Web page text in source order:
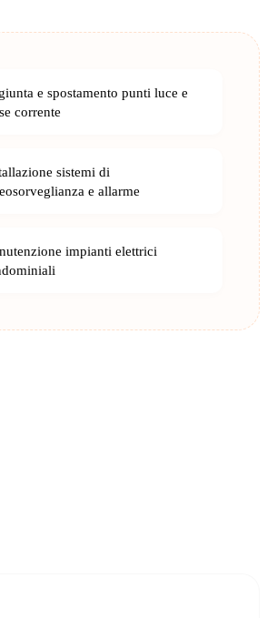
e spostamento punti luce e
corrente
sistemi di
e allarme
impianti elettrici